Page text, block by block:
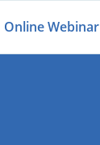
Online Webinar